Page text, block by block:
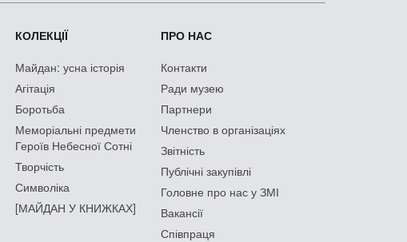
КОЛЕКЦІЇ
Майдан: усна історія
Агітація
Боротьба
Меморіальні предмети
Героїв Небесної Сотні
Творчість
Символіка
[МАЙДАН У КНИЖКАХ]
ПРО НАС
Контакти
Ради музею
Партнери
Членство в організаціях
Звітність
Публічні закупівлі
Головне про нас у ЗМІ
Вакансії
Співпраця